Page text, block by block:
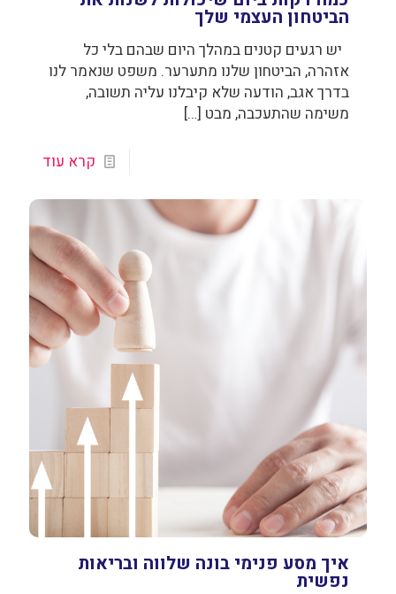
הביטחון העצמי שלך
יש רגעים קטנים במהלך היום שבהם בלי כל
אזהרה, הביטחון שלנו מתערער. משפט שנאמר לנו
בדרך אגב, הודעה שלא קיבלנו עליה תשובה,
משימה שהתעכבה, מבט […]
קרא עוד
איך מסע פנימי בונה שלווה ובריאות
נפשית